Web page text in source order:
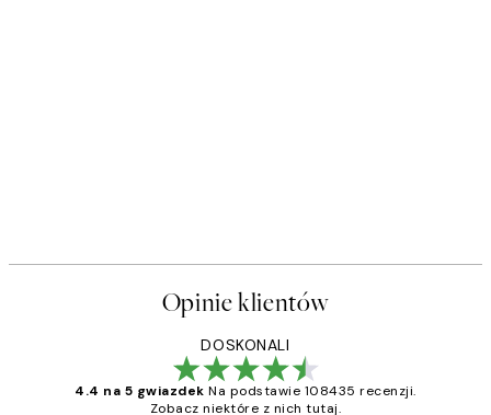
Opinie klientów
DOSKONALI
4.4 na 5 gwiazdek Na podstawie 108435 recenzji.
Zobacz niektóre z nich tutaj.